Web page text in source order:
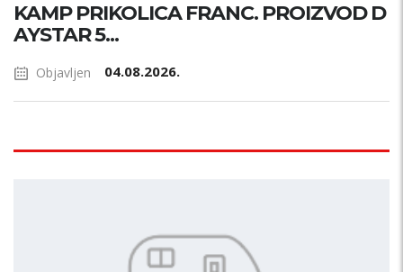
KAMP PRIKOLICA FRANC. PROIZVOD D
AYSTAR 5...
Objavljen 04.08.2026.